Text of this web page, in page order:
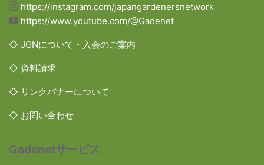
https://instagram.com/japangardenersnetwork
https://www.youtube.com/@Gadenet
◇ JGNについて・入会のご案内
◇ 資料請求
◇ リンクバナーについて
◇ お問い合わせ
Gadenetサービス